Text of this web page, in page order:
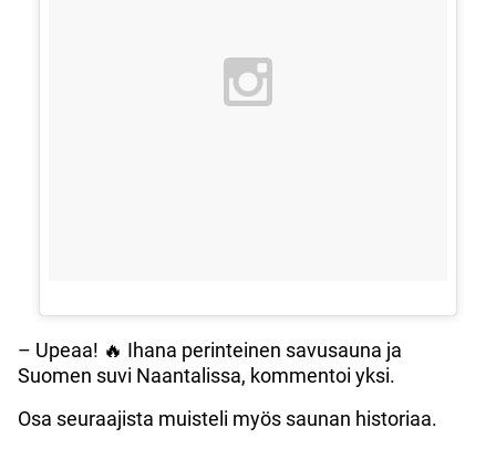
– Upeaa! 🔥 Ihana perinteinen savusauna ja
Suomen suvi Naantalissa, kommentoi yksi.
Osa seuraajista muisteli myös saunan historiaa.